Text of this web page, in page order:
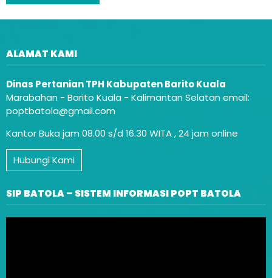
ALAMAT KAMI
Dinas Pertanian TPH Kabupaten Barito Kuala
Marabahan - Barito Kuala - Kalimantan Selatan email:
poptbatola@gmail.com
Kantor Buka jam 08.00 s/d 16.30 WITA , 24 jam online
Hubungi Kami
SIP BATOLA – SISTEM INFORMASI POPT BATOLA